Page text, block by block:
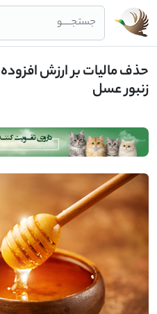
جستجــــو
حذف مالیات بر ارزش
زنبور عسل